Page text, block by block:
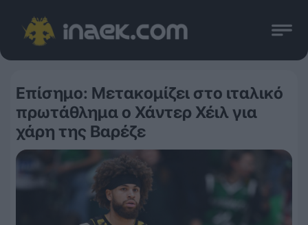
Επίσημο: Μετακομίζει στο ιταλικό
πρωτάθλημα ο Χάντερ Χέιλ για
χάρη της Βαρέζε